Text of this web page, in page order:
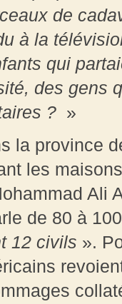
de
à la
qui
des
? »
la province
les
Ali
de 80 à
12 civils ».